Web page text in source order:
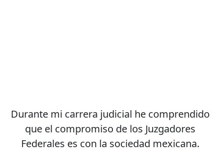
Durante mi carrera judicial he comprendido
que el compromiso de los Juzgadores
Federales es con la sociedad mexicana.